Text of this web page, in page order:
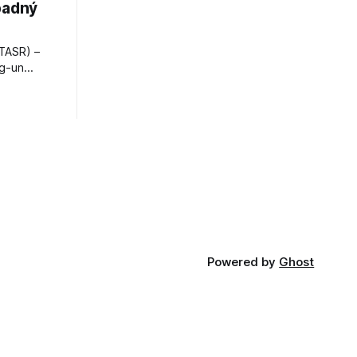
–
un
nešetril
Powered by Ghost